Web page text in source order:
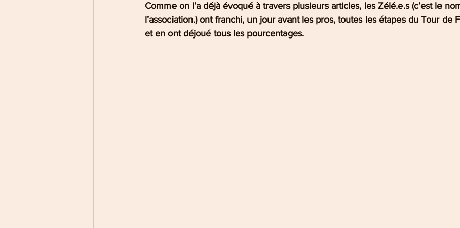
Thaon-les-Vosges Région de Nancy La Bresse Plombières-les-Bains Val-d'Ajol
Comme on l’a déjà évoqué à travers plusieurs articles, les Zélé.e.s (c’est le
l’association.) ont franchi, un jour avant les pros, toutes les étapes du Tour de
et en ont déjoué tous les pourcentages.